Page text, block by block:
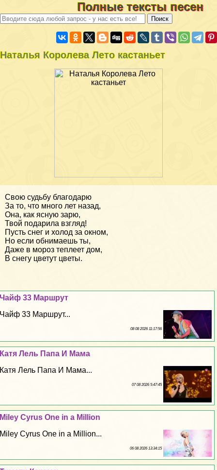
Полные тексты песен
Наталья Королева Лето кастаньет
Свою судьбу благодарю
За то, что много лет назад,
Она, как ясную зарю,
Твой подарила взгляд!
Пусть снег и холод за окном,
Но если обнимаешь ты,
Даже в мороз теплеет дом,
В снегу цветут цветы.
Чайф 33 Маршрут
Чайф 33 Маршрут...
08 08 2026 11:17:56
Катя Лель Папа И Мама
Катя Лель Папа И Мама...
07 08 2026 5:47:45
Miley Cyrus One in a Million
Miley Cyrus One in a Million...
06 08 2026 13:34:15